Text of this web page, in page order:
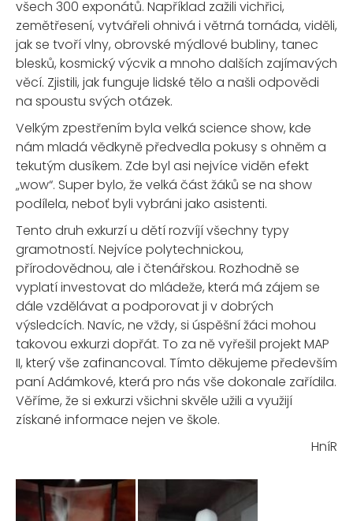
všech 300 exponátů. Například zažili vichřici,
zemětřesení, vytvářeli ohnivá i větrná tornáda, viděli,
jak se tvoří vlny, obrovské mýdlové bubliny, tanec
blesků, kosmický výcvik a mnoho dalších zajímavých
věcí. Zjistili, jak funguje lidské tělo a našli odpovědi
na spoustu svých otázek.
Velkým zpestřením byla velká science show, kde
nám mladá vědkyně předvedla pokusy s ohněm a
tekutým dusíkem. Zde byl asi nejvíce viděn efekt
„wow“. Super bylo, že velká část žáků se na show
podílela, neboť byli vybráni jako asistenti.
Tento druh exkurzí u dětí rozvíjí všechny typy
gramotností. Nejvíce polytechnickou,
přírodovědnou, ale i čtenářskou. Rozhodně se
vyplatí investovat do mládeže, která má zájem se
dále vzdělávat a podporovat ji v dobrých
výsledcích. Navíc, ne vždy, si úspěšní žáci mohou
takovou exkurzi dopřát. To za ně vyřešil projekt MAP
II, který vše zafinancoval. Tímto děkujeme především
paní Adámkové, která pro nás vše dokonale zařídila.
Věříme, že si exkurzi všichni skvěle užili a využijí
získané informace nejen ve škole.
HníR